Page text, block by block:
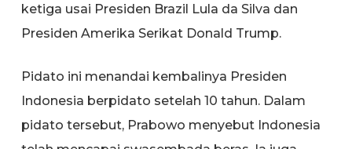
ketiga usai Presiden Brazil Lula da Silva dan
Presiden Amerika Serikat Donald Trump.
Pidato ini menandai kembalinya Presiden
Indonesia berpidato setelah 10 tahun. Dalam
pidato tersebut, Prabowo menyebut Indonesia